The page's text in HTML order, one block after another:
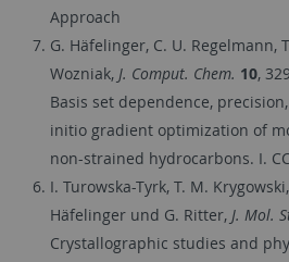
Approach
G. Häfelinger, C. U. Regelmann,
Wozniak, J. Comput. Chem. 10,
Basis set dependence,
initio gradient optimization of
non-strained hydrocarbons. I.
I. Turowska-Tyrk, T. M.
Häfelinger und G. Ritter, J. Mol.
Crystallographic studies and